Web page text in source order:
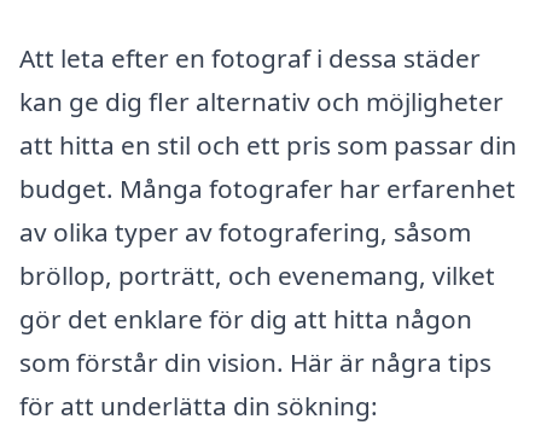
Att leta efter en fotograf i dessa städer
kan ge dig fler alternativ och möjligheter
att hitta en stil och ett pris som passar din
budget. Många fotografer har erfarenhet
av olika typer av fotografering, såsom
bröllop, porträtt, och evenemang, vilket
gör det enklare för dig att hitta någon
som förstår din vision. Här är några tips
för att underlätta din sökning: